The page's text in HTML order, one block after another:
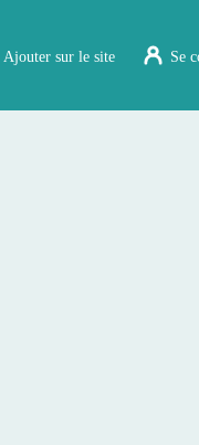
Ajouter sur le site Se